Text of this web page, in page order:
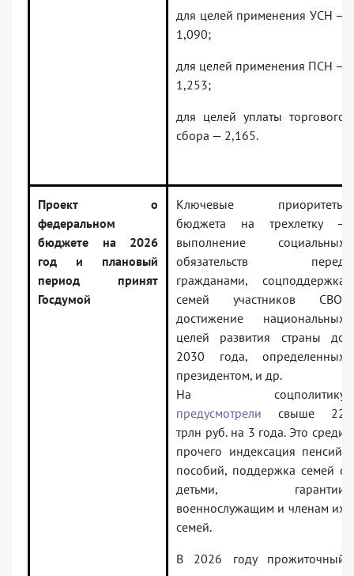
для целей применения УСН —
1,090;
для целей применения ПСН —
1,253;
для целей уплаты торгового
сбора — 2,165.
Проект о
федеральном
бюджете на 2026
год и плановый
период принят
Госдумой
Ключевые приоритеты
бюджета на трехлетку –
выполнение социальных
обязательств перед
гражданами, соцподдержка
семей участников СВО,
достижение национальных
целей развития страны до
2030 года, определенных
президентом, и др.
На соцполитику
предусмотрели свыше 22
трлн руб. на 3 года. Это среди
прочего индексация пенсий,
пособий, поддержка семей с
детьми, гарантии
военнослужащим и членам их
семей.
В 2026 году прожиточный